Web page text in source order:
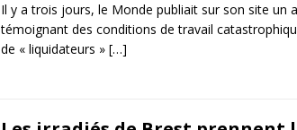
Il y a trois jours, le Monde publiait sur son site un
témoignant des conditions de travail
de « liquidateurs » […]